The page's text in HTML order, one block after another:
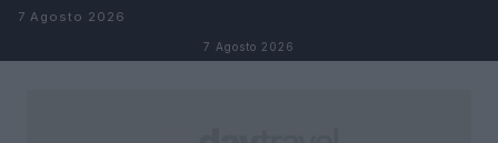
Salta al contenuto
7 Agosto 2026
7 Agosto 2026